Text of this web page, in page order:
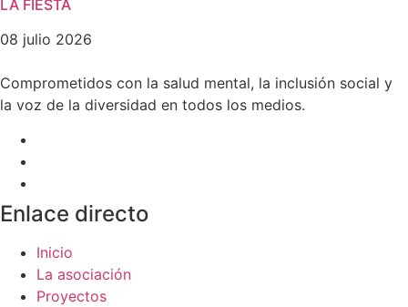
LA FIESTA
08 julio 2026
Comprometidos con la salud mental, la inclusión social y
la voz de la diversidad en todos los medios.
Enlace directo
Inicio
La asociación
Proyectos